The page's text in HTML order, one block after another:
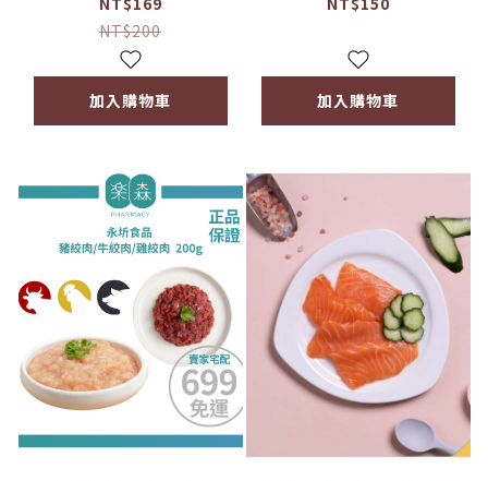
NT$200
加入購物車 加入購物車